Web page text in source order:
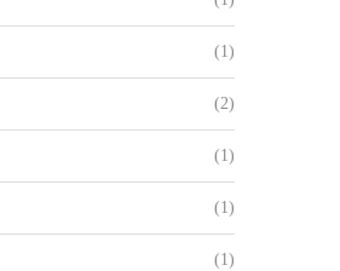
(1)
(2)
(1)
(1)
(1)